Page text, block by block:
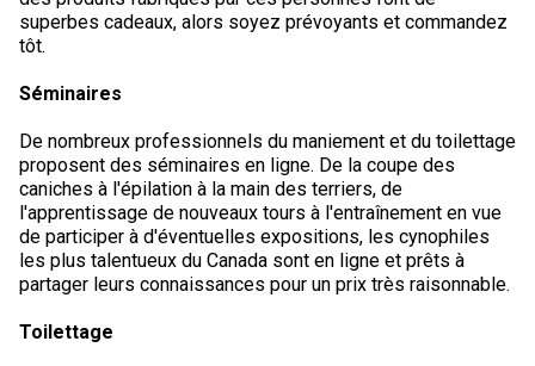
Braque de Weimar
Saint Bernard
Dogue du Tibet
Laika de lakoutie
superbes cadeaux, alors soyez prévoyants et commandez
tôt.
Séminaires
De nombreux professionnels du maniement et du toilettage
proposent des séminaires en ligne. De la coupe des
caniches à l'épilation à la main des terriers, de
l'apprentissage de nouveaux tours à l'entraînement en vue
de participer à d'éventuelles expositions, les cynophiles
les plus talentueux du Canada sont en ligne et prêts à
partager leurs connaissances pour un prix très raisonnable.
Toilettage